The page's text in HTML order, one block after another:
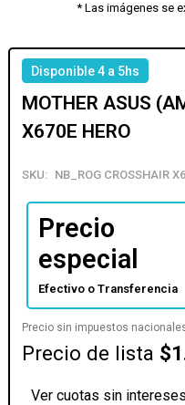
* Las imágenes se
Disponible 4 a 5hs
MOTHER ASUS
X670E HERO
SKU: NB_ROG CROSSHAIR
Precio
especial
Efectivo o Transferencia
Precio sin impuestos
Precio de lista
Ver cuotas sin intereses